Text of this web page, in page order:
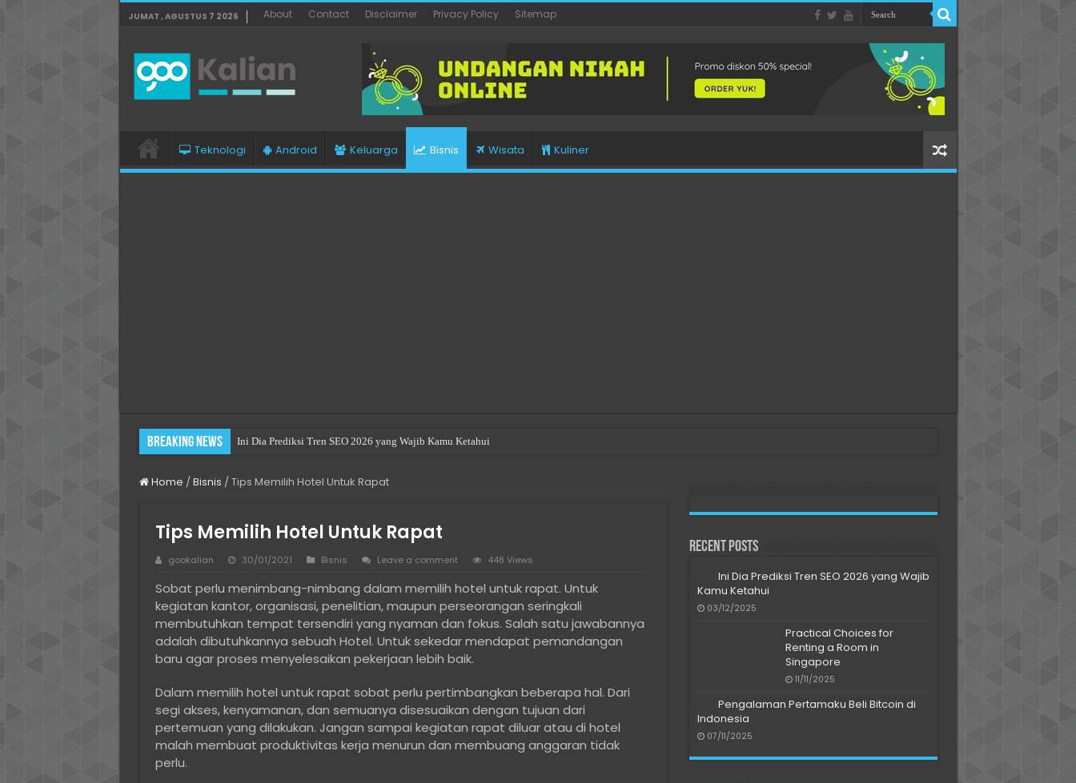
JUMAT , AGUSTUS 7 2026 About Contact Disclaimer Privacy Policy Sitemap
Teknologi Android Keluarga Bisnis Wisata Kuliner
Breaking News Ini Dia Prediksi Tren SEO 2026 yang Wajib Kamu Ketahui
Cara Mengatasi The file or Directory is Corrupted
Cara Install Ulang Windows 10/11 di Laptop Intel Gen 10 ke Atas Saat SSD Tidak Terdeteksi
Solusi Hosting Terjangkau untuk Developer Freelance
Jasa Komentar Sosial Media yang Bantu Produk Lebih Dikenal
Home /Bisnis /Tips Memilih Hotel Untuk Rapat
Tips Memilih Hotel Untuk Rapat
gookalian 30/01/2021 Bisnis Leave a comment 448 Views
Sobat perlu menimbang-nimbang dalam memilih hotel untuk rapat. Untuk
kegiatan kantor, organisasi, penelitian, maupun perseorangan seringkali
membutuhkan tempat tersendiri yang nyaman dan fokus. Salah satu jawabannya
adalah dibutuhkannya sebuah Hotel. Untuk sekedar mendapat pemandangan
baru agar proses menyelesaikan pekerjaan lebih baik.
Dalam memilih hotel untuk rapat sobat perlu pertimbangkan beberapa hal. Dari
segi akses, kenyamanan, dan semuanya disesuaikan dengan tujuan dari
pertemuan yang dilakukan. Jangan sampai kegiatan rapat diluar atau di hotel
malah membuat produktivitas kerja menurun dan membuang anggaran tidak
perlu.
Recent Posts
Ini Dia Prediksi Tren SEO 2026 yang Wajib
Kamu Ketahui
03/12/2025
Practical Choices for
Renting a Room in
Singapore
11/11/2025
Pengalaman Pertamaku Beli Bitcoin di
Indonesia
07/11/2025